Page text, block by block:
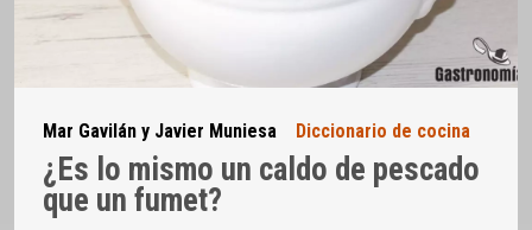
Mar Gavilán y Javier Muniesa Diccionario de cocina
¿Es lo mismo un caldo de pescado
que un fumet?